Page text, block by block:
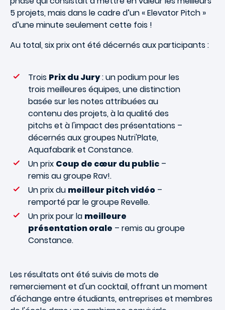
5 projets, mais dans le cadre d’un « Elevator Pitch »
d’une minute seulement cette fois !
Au total, six prix ont été décernés aux participants :
Trois Prix du Jury: un podium pour les
trois meilleures équipes, une distinction
basée sur les notes attribuées au
contenu des projets, à la qualité des
pitchs et à l'impact des présentations –
décernés aux groupes Nutri'Plate,
Aquafabarik et Constance.
Un prix Coup de cœur du public –
remis au groupe Rav!.
Un prix du meilleur pitch vidéo –
remporté par le groupe Revelle.
Un prix pour la meilleure
présentation orale – remis au groupe
Constance.
Les résultats ont été suivis de mots de
remerciement et d'un cocktail, offrant un moment
d'échange entre étudiants, entreprises et membres